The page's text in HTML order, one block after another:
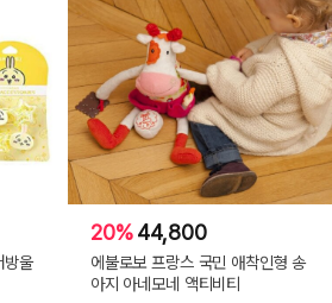
방울
20%44,800
에불로보 프랑스 국민 애착인형 송
아지 아네모네 액티비티